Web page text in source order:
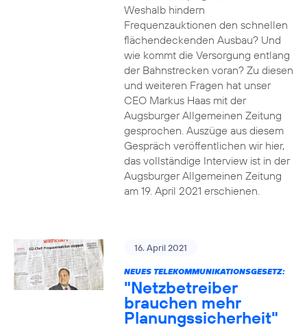
Weshalb hindern
Frequenzauktionen den schnellen
flächendeckenden Ausbau? Und
wie kommt die Versorgung entlang
der Bahnstrecken voran? Zu diesen
und weiteren Fragen hat unser
CEO Markus Haas mit der
Augsburger Allgemeinen Zeitung
gesprochen. Auszüge aus diesem
Gespräch veröffentlichen wir hier,
das vollständige Interview ist in der
Augsburger Allgemeinen Zeitung
am 19. April 2021 erschienen.
16. April 2021
NEUES TELEKOMMUNIKATIONSGESETZ:
"Netzbetreiber
brauchen mehr
Planungssicherheit"